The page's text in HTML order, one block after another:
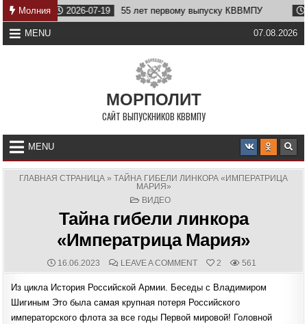
Skip
to
content
Молния
2026-07-19 55 лет первому выпуску КВВМПУ 2026-
MENU 07.08.2026
МОРПОЛИТ
САЙТ ВЫПУСКНИКОВ КВВМПУ
MENU
ГЛАВНАЯ СТРАНИЦА » ТАЙНА ГИБЕЛИ ЛИНКОРА «ИМПЕРАТРИЦА
МАРИЯ»
POSTED
ВИДЕО
Тайна гибели линкора
«Императрица Мария»
PUBLISHED
DATE:
16.06.2023 COMMENTS:
LEAVE A COMMENTON
ТАЙНА
ЛИНКОРА
«ИМПЕРАТРИЦА
МАРИЯ»
2 561
Из цикла История Российской Армии. Беседы с Владимиром
Шигиным Это была самая крупная потеря Российского
императорского флота за все годы Первой мировой! Головной